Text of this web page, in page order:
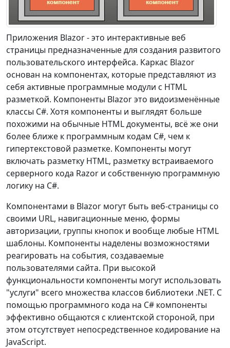
Приложения Blazor - это интерактивные веб
страницы предназначенные для создания развитого
пользовательского интерфейса. Каркас Blazor
основан на компонентах, которые представляют из
себя активные программные модули с HTML
разметкой. Компоненты Blazor это видоизменённые
классы C#. Хотя компоненты и выглядят больше
похожими на обычные HTML документы, всё же они
более ближе к программным кодам C#, чем к
гипертекстовой разметке. Компоненты могут
включать разметку HTML, разметку встраиваемого
серверного кода Razor и собственную программную
логику на C#.
Компонентами в Blazor могут быть веб-страницы со
своими URL, навигационные меню, формы
авторизации, группы кнопок и вообще любые HTML
шаблоны. Компоненты наделены возможностями
реагировать на события, создаваемые
пользователями сайта. При высокой
функциональности компоненты могут использовать
"услуги" всего множества классов библиотеки .NET. С
помощью программного кода на C# компоненты
эффективно общаются с клиентской стороной, при
этом отсутствует непосредственное кодирование на
JavaScript.